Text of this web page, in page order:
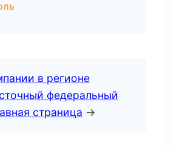
в регионе
федеральный
страница →